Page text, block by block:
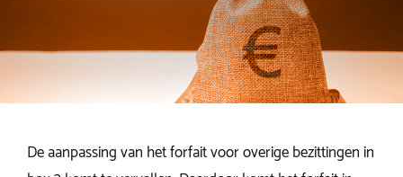
De aanpassing van het forfait voor overige bezittingen in